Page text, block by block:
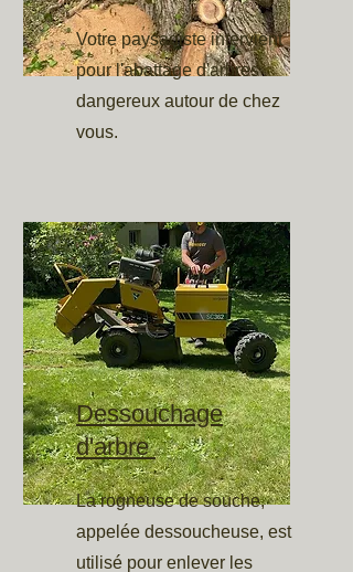
Votre paysagiste intervient
pour l'abattage d'arbres
dangereux autour de chez
vous.
Dessouchage
d'arbre
La rogneuse de souche,
appelée dessoucheuse, est
utilisé pour enlever les